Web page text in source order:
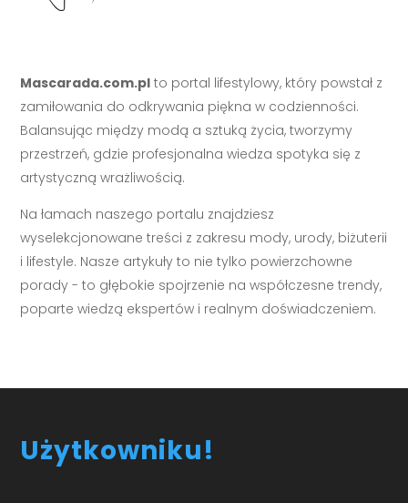
Mascarada.com.pl to portal lifestylowy, który powstał z
zamiłowania do odkrywania piękna w codzienności.
Balansując między modą a sztuką życia, tworzymy
przestrzeń, gdzie profesjonalna wiedza spotyka się z
artystyczną wrażliwością.
Na łamach naszego portalu znajdziesz
wyselekcjonowane treści z zakresu mody, urody, biżuterii
i lifestyle. Nasze artykuły to nie tylko powierzchowne
porady - to głębokie spojrzenie na współczesne trendy,
poparte wiedzą ekspertów i realnym doświadczeniem.
Użytkowniku!